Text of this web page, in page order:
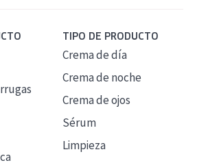
TIPO DE PRODUCTO
Crema de día
Crema de noche
Crema de ojos
Sérum
Limpieza